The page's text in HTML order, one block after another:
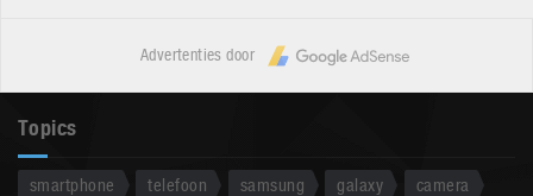
Advertenties door
Topics
smartphone telefoon samsung galaxy
camera